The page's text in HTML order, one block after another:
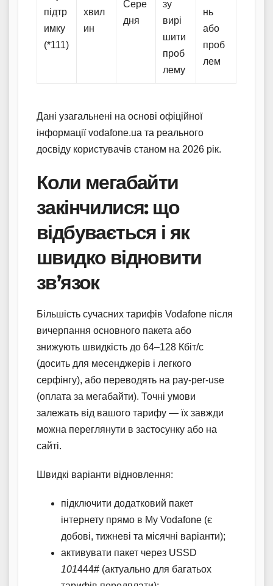
підтр
имку
(*111)
хвил
ин
Сере
дня
зу
вирі
шити
проб
лему
нь
або
проб
лем
Дані узагальнені на основі офіційної
інформації vodafone.ua та реального
досвіду користувачів станом на 2026 рік.
Коли мегабайти
закінчилися: що
відбувається і як
швидко відновити
зв’язок
Більшість сучасних тарифів Vodafone після
вичерпання основного пакета або
знижують швидкість до 64–128 Кбіт/с
(досить для месенджерів і легкого
серфінгу), або переводять на pay-per-use
(оплата за мегабайти). Точні умови
залежать від вашого тарифу — їх завжди
можна переглянути в застосунку або на
сайті.
Швидкі варіанти відновлення:
підключити додатковий пакет
інтернету прямо в My Vodafone (є
добові, тижневі та місячні варіанти);
активувати пакет через USSD
101444# (актуально для багатьох